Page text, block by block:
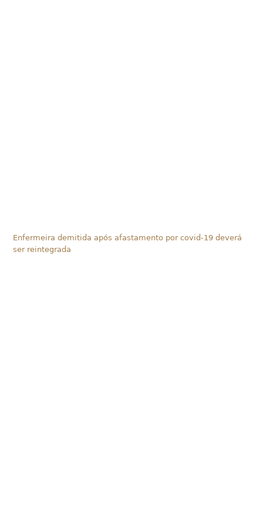
Enfermeira demitida após afastamento por covid-19 deverá
ser reintegrada